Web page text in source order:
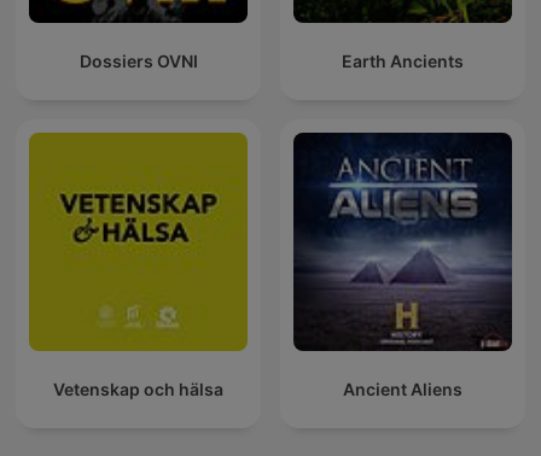
Dossiers OVNI Earth Ancients
Vetenskap och hälsa Ancient Aliens